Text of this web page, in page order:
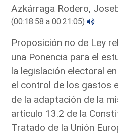
Azkárraga Rodero,
(00:18:58 a 00:21:05)
Proposición no de Ley
una Ponencia para el
la legislación electoral
el control de los gastos
de la adaptación de la
artículo 13.2 de la
Tratado de la Unión